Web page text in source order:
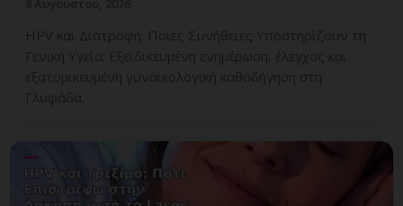
HPV και Διατροφή: Ποιες Συνήθειες Υποστηρίζουν τη
Γενική Υγεία; Εξειδικευμένη ενημέρωση, έλεγχος και
εξατομικευμένη γυναικολογική καθοδήγηση στη
Γλυφάδα.